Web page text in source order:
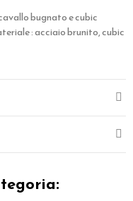
bugnato e cubic
: acciaio brunito, cubic